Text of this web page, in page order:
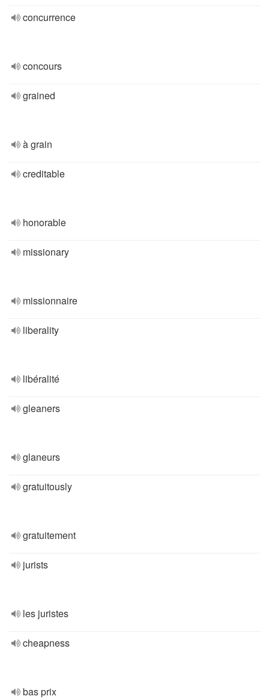
concurrence
concours
grained
à grain
creditable
honorable
missionary
missionnaire
liberality
libéralité
gleaners
glaneurs
gratuitously
gratuitement
jurists
les juristes
cheapness
bas prix